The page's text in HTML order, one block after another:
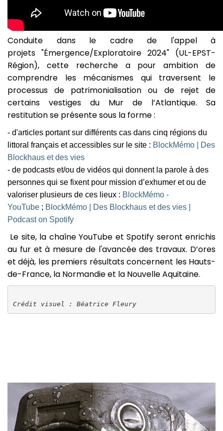
Conduite dans le cadre de l'appel à
projets "Émergence/Exploratoire 2024" (UL-EPST-
Région), cette recherche a pour ambition de
comprendre les mécanismes qui traversent le
processus de patrimonialisation ou de rejet de
certains vestiges du Mur de l’Atlantique. Sa
restitution se présente sous la forme :
- d'articles portant sur différents cas dans cinq régions du
littoral français et accessibles sur le site : BlockMémo | Des
Blockhaus et des vies
- de podcasts et/ou de vidéos qui donnent la parole à des
personnes qui se fixent pour mission d’exhumer et ou de
valoriser plusieurs de ces lieux : BlockMémo -
YouTube ; BlockMémo | Des Blockhaus et des vies |
Podcast on Spotify
Le site, la chaîne YouTube et Spotify seront enrichis
au fur et à mesure de l'avancée des travaux. D’ores
et déjà, les premiers résultats concernent les Hauts-
de-France, la Normandie et la Nouvelle Aquitaine.
Crédit visuel : Béatrice Fleury